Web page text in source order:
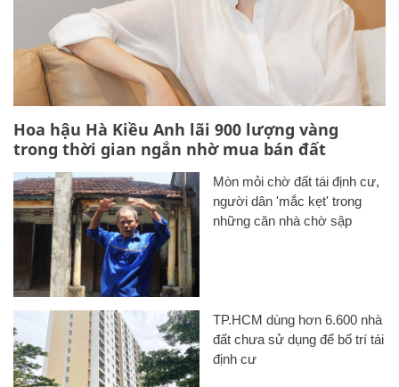
Hoa hậu Hà Kiều Anh lãi 900 lượng vàng
trong thời gian ngắn nhờ mua bán đất
Mòn mỏi chờ đất tái định cư,
người dân 'mắc kẹt' trong
những căn nhà chờ sập
TP.HCM dùng hơn 6.600 nhà
đất chưa sử dụng để bố trí tái
định cư